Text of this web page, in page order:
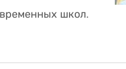
школ.